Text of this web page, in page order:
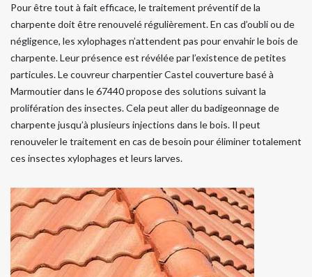
Pour être tout à fait efficace, le traitement préventif de la
charpente doit être renouvelé régulièrement. En cas d’oubli ou de
négligence, les xylophages n’attendent pas pour envahir le bois de
charpente. Leur présence est révélée par l’existence de petites
particules. Le couvreur charpentier Castel couverture basé à
Marmoutier dans le 67440 propose des solutions suivant la
prolifération des insectes. Cela peut aller du badigeonnage de
charpente jusqu’à plusieurs injections dans le bois. Il peut
renouveler le traitement en cas de besoin pour éliminer totalement
ces insectes xylophages et leurs larves.